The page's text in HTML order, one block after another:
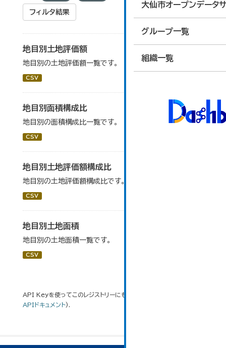
大仙市オープンデータ
グループ一覧
組織一覧
フィルタ結果
地目別土地評価額
地目別の土地評価額一覧です。
CSV
地目別面積構成比
地目別の面積構成比一覧です。
CSV
地目別土地評価額構成比
地目別の土地評価額構成比です。
CSV
地目別土地面積
地目別の土地面積一覧です。
CSV
API Keyを使ってこのレジストリーにもアクセス可能です
APIドキュメント).